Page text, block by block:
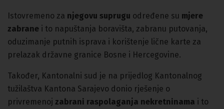
Istovremeno za njegovu suprugu određene su mjere
zabrane i to napuštanja boravišta, zabranu putovanja,
oduzimanje putnih isprava i korištenje lične karte za
prelazak državne granice Bosne i Hercegovine.
Također, Kantonalni sud je na prijedlog Kantonalnog
tužilaštva Kantona Sarajevo donio rješenje o
privremenoj zabrani raspolaganja nekretninama i to